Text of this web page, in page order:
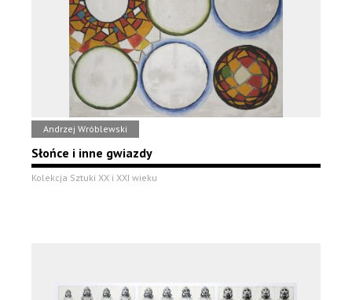
Andrzej Wróblewski
Słońce i inne gwiazdy
Kolekcja Sztuki XX i XXI wieku